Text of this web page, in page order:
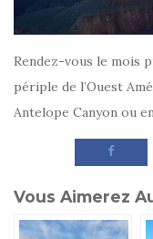
Rendez-vous le mois
périple de l’Ouest
Antelope Canyon ou
Vous Aimerez